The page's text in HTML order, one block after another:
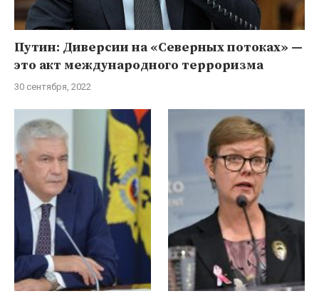
Путин: Диверсии на «Северных потоках» —
это акт международного терроризма
30 сентября, 2022